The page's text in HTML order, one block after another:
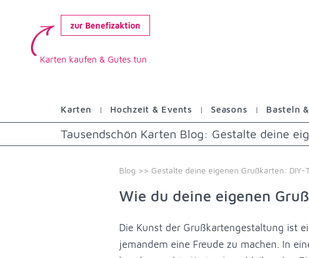
zur Benefizaktion
Karten kaufen & Gutes tun
Karten Hochzeit & Events Seasons Basteln
Tausendschön Karten Blog: Gestalte deine
Blog >> Gestalte deine eigenen Grußkarten:
Wie du deine eigenen
Die Kunst der Grußkartengestaltung ist
jemandem eine Freude zu machen. In